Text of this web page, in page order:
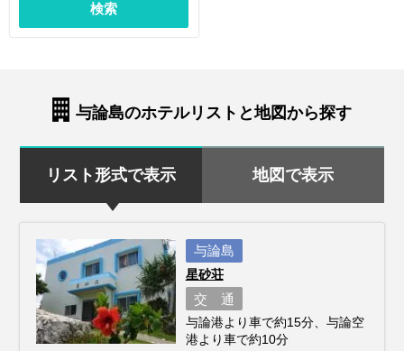
検索
与論島のホテルリストと地図から探す
リスト形式で表示 地図で表示
与論島
星砂荘
交 通
与論港より車で約15分、与論空
港より車で約10分